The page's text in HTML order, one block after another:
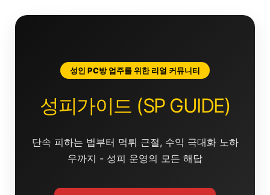
성인 PC방 업주를 위한 리얼 커뮤니티
성피가이드 (SP GUIDE)
단속 피하는 법부터 먹튀 근절, 수익 극대화 노하
우까지 - 성피 운영의 모든 해답